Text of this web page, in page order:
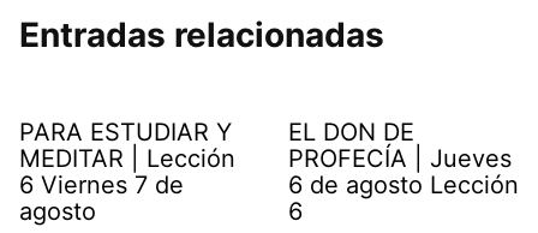
Entradas relacionadas
PARA ESTUDIAR Y
MEDITAR | Lección
6 Viernes 7 de
agosto
EL DON DE
PROFECÍA | Jueves
6 de agosto Lección
6